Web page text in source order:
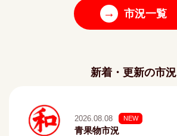
→ 市況一覧
新着・更新の市況
2026.08.08 NEW
青果物市況